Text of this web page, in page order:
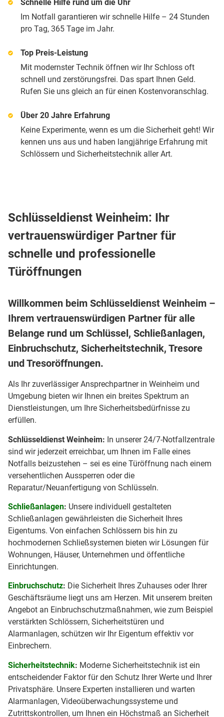
Schnelle Hilfe rund um die Uhr
Im Notfall garantieren wir schnelle Hilfe – 24 Stunden
pro Tag, 365 Tage im Jahr.
Top Preis-Leistung
Mit modernster Technik öffnen wir Ihr Schloss oft
schnell und zerstörungsfrei. Das spart Ihnen Geld.
Rufen Sie uns gleich an für einen Kostenvoranschlag.
Über 20 Jahre Erfahrung
Keine Experimente, wenn es um die Sicherheit geht! Wir
kennen uns aus und haben langjährige Erfahrung mit
Schlössern und Sicherheitstechnik aller Art.
Schlüsseldienst Weinheim: Ihr
vertrauenswürdiger Partner für
schnelle und professionelle
Türöffnungen
Willkommen beim Schlüsseldienst Weinheim –
Ihrem vertrauenswürdigen Partner für alle
Belange rund um Schlüssel, Schließanlagen,
Einbruchschutz, Sicherheitstechnik, Tresore
und Tresoröffnungen.
Als Ihr zuverlässiger Ansprechpartner in Weinheim und
Umgebung bieten wir Ihnen ein breites Spektrum an
Dienstleistungen, um Ihre Sicherheitsbedürfnisse zu
erfüllen.
Schlüsseldienst Weinheim: In unserer 24/7-Notfallzentrale
sind wir jederzeit erreichbar, um Ihnen im Falle eines
Notfalls beizustehen – sei es eine Türöffnung nach einem
versehentlichen Aussperren oder die
Reparatur/Neuanfertigung von Schlüsseln.
Schließanlagen: Unsere individuell gestalteten
Schließanlagen gewährleisten die Sicherheit Ihres
Eigentums. Von einfachen Schlössern bis hin zu
hochmodernen Schließsystemen bieten wir Lösungen für
Wohnungen, Häuser, Unternehmen und öffentliche
Einrichtungen.
Einbruchschutz: Die Sicherheit Ihres Zuhauses oder Ihrer
Geschäftsräume liegt uns am Herzen. Mit unserem breiten
Angebot an Einbruchschutzmaßnahmen, wie zum Beispiel
verstärkten Schlössern, Sicherheitstüren und
Alarmanlagen, schützen wir Ihr Eigentum effektiv vor
Einbrechern.
Sicherheitstechnik: Moderne Sicherheitstechnik ist ein
entscheidender Faktor für den Schutz Ihrer Werte und Ihrer
Privatsphäre. Unsere Experten installieren und warten
Alarmanlagen, Videoüberwachungssysteme und
Zutrittskontrollen, um Ihnen ein Höchstmaß an Sicherheit